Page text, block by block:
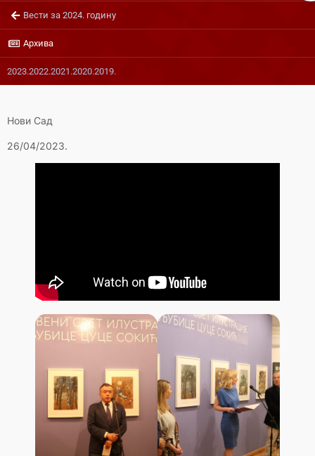
Вести за 2024. годину
Архива
2023.2022.2021.2020.2019.
Нови Сад
26/04/2023.